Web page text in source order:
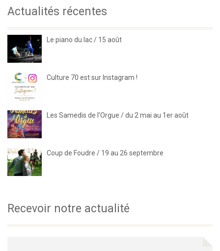
Actualités récentes
Le piano du lac / 15 août
Culture 70 est sur Instagram !
Les Samedis de l’Orgue / du 2 mai au 1er août
Coup de Foudre / 19 au 26 septembre
Recevoir notre actualité